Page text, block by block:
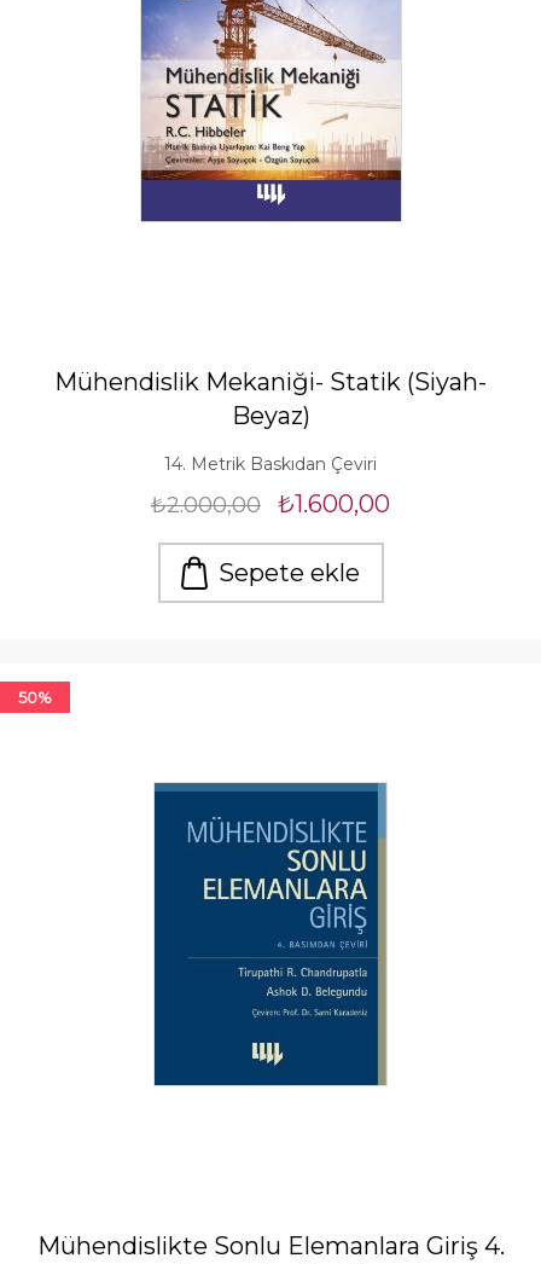
Mühendislik Mekaniği- Statik (Siyah-
Beyaz)
14. Metrik Baskıdan Çeviri
₺2.000,00 ₺1.600,00
Sepete ekle
50%
Mühendislikte Sonlu Elemanlara Giriş 4.